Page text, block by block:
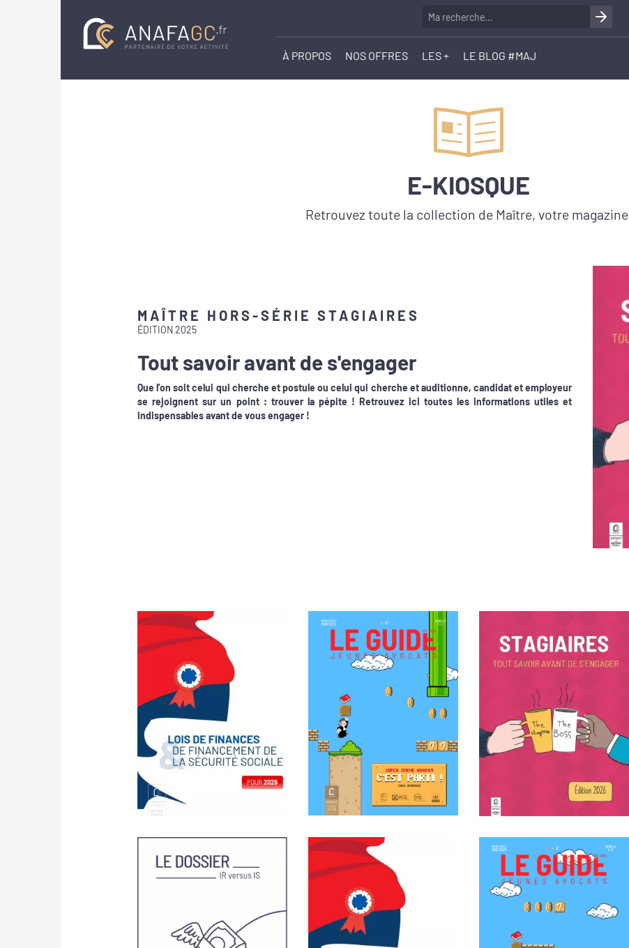
À PROPOS NOS OFFRES LES + LE BLOG #MAJ
E-KIOSQUE
Retrouvez toute la collection de Maître, votre magazine.
MAÎTRE HORS-SÉRIE STAGIAIRES
ÉDITION 2025
Tout savoir avant de s'engager
Que l’on soit celui qui cherche et postule ou celui qui cherche et auditionne, candidat et employeur
se rejoignent sur un point : trouver la pépite ! Retrouvez ici toutes les informations utiles et
indispensables avant de vous engager !